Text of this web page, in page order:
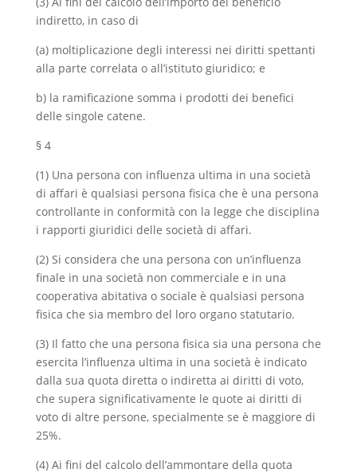
indiretto, in caso di
(a) moltiplicazione degli interessi nei diritti spettanti
alla parte correlata o all’istituto giuridico; e
b) la ramificazione somma i prodotti dei benefici
delle singole catene.
§ 4
(1) Una persona con influenza ultima in una società
di affari è qualsiasi persona fisica che è una persona
controllante in conformità con la legge che disciplina
i rapporti giuridici delle società di affari.
(2) Si considera che una persona con un’influenza
finale in una società non commerciale e in una
cooperativa abitativa o sociale è qualsiasi persona
fisica che sia membro del loro organo statutario.
(3) Il fatto che una persona fisica sia una persona che
esercita l’influenza ultima in una società è indicato
dalla sua quota diretta o indiretta ai diritti di voto,
che supera significativamente le quote ai diritti di
voto di altre persone, specialmente se è maggiore di
25%.
(4) Ai fini del calcolo dell’ammontare della quota